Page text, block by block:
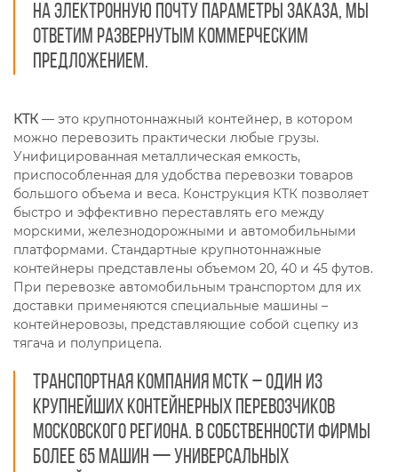
на электронную почту параметры заказа, мы
ответим развернутым коммерческим
предложением.
КТК — это крупнотоннажный контейнер, в котором
можно перевозить практически любые грузы.
Унифицированная металлическая емкость,
приспособленная для удобства перевозки товаров
большого объема и веса. Конструкция КТК позволяет
быстро и эффективно переставлять его между
морскими, железнодорожными и автомобильными
платформами. Стандартные крупнотоннажные
контейнеры представлены объемом 20, 40 и 45 футов.
При перевозке автомобильным транспортом для их
доставки применяются специальные машины –
контейнеровозы, представляющие собой сцепку из
тягача и полуприцепа.
Транспортная компания МСТК – один из
крупнейших контейнерных перевозчиков
московского региона. В собственности фирмы
более 65 машин — универсальных